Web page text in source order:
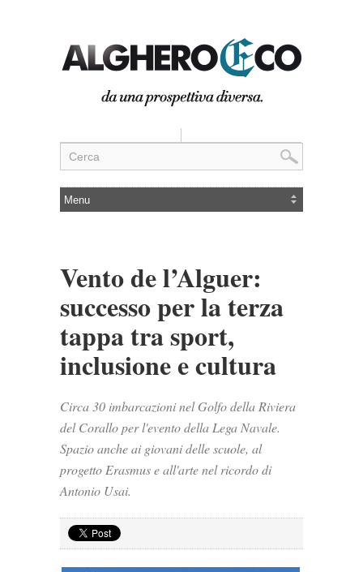
Vento de l’Alguer:
successo per la terza
tappa tra sport,
inclusione e cultura
Circa 30 imbarcazioni nel Golfo della Riviera
del Corallo per l'evento della Lega Navale.
Spazio anche ai giovani delle scuole, al
progetto Erasmus e all'arte nel ricordo di
Antonio Usai.